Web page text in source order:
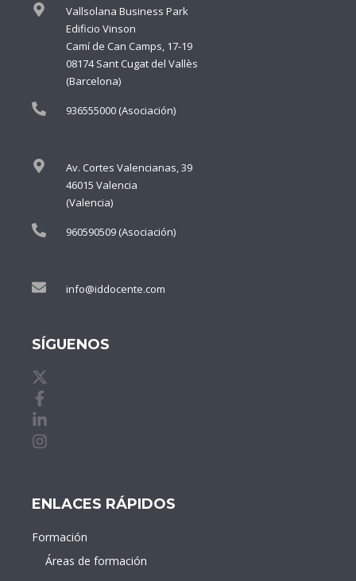
Vallsolana Business Park
Edificio Vinson
Camí de Can Camps, 17-19
08174 Sant Cugat del Vallès
(Barcelona)
936555000 (Asociación)
Av. Cortes Valencianas, 39
46015 Valencia
(Valencia)
960590509 (Asociación)
info@iddocente.com
SÍGUENOS
ENLACES RÁPIDOS
Formación
Áreas de formación